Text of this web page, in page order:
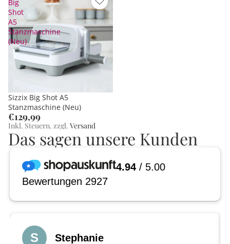
Big
Shot
A5
Stanzmaschine
(Neu)
Ausverkauft
Sizzix Big Shot A5
Stanzmaschine (Neu)
€129,99
Inkl. Steuern. zzgl. Versand
Das sagen unsere Kunden